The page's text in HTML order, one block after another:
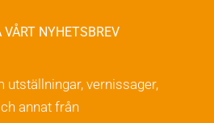
VÅRT NYHETSBREV
utställningar, vernissager,
annat från